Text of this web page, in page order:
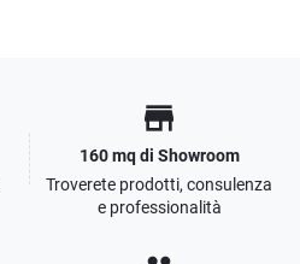
store
160 mq di Showroom
Troverete prodotti, consulenza
e professionalità